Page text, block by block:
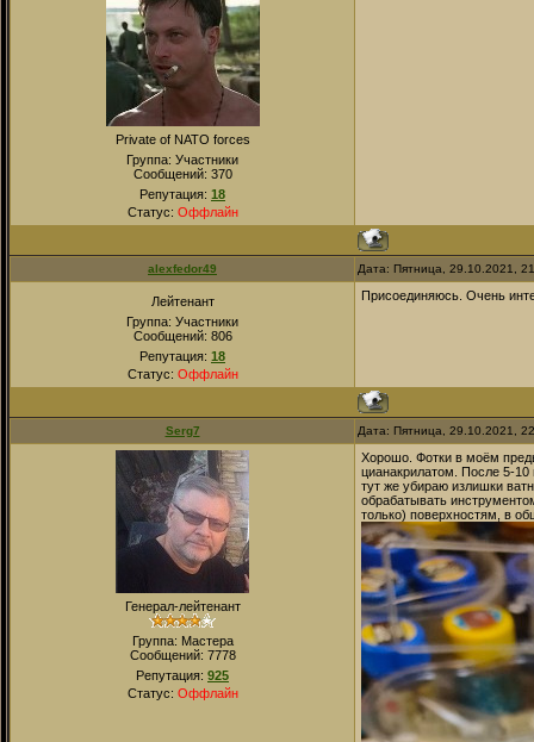
Private of NATO forces
Группа: Участники
Сообщений: 370
Репутация: 18
Статус: Оффлайн
alexfedor49 Дата: Пятница, 29.10.2021,
Лейтенант
Группа: Участники
Сообщений: 806
Репутация: 18
Статус: Оффлайн
Присоединяюсь. Очень
Serg7 Дата: Пятница, 29.10.2021,
Генерал-лейтенант
Группа: Мастера
Сообщений: 7778
Репутация: 925
Статус: Оффлайн
Хорошо. Фотки в моём
цианакрилатом. После 5-10
тут же убираю излишки
обрабатывать
только) поверхностям, в